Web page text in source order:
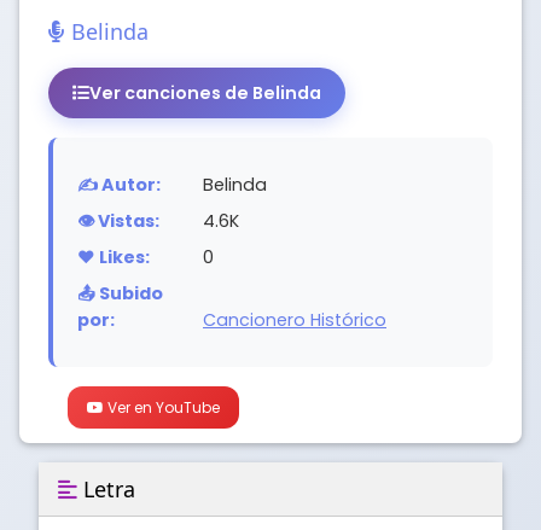
Belinda
Ver canciones de Belinda
✍️ Autor:
Belinda
👁️ Vistas:
4.6K
❤️ Likes:
0
📤 Subido
por:
Cancionero Histórico
Ver en YouTube
Letra